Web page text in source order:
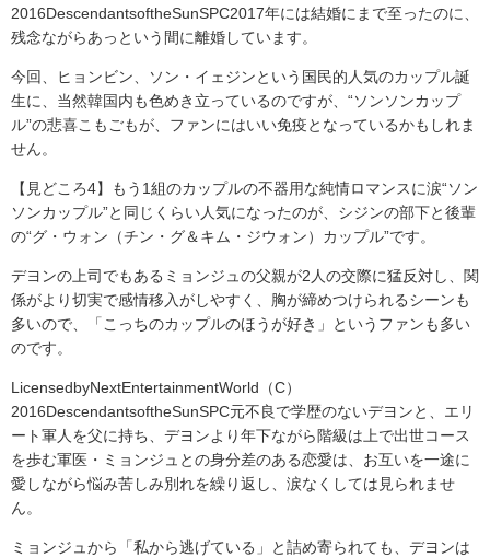
2016DescendantsoftheSunSPC2017年には結婚にまで至ったのに、
残念ながらあっという間に離婚しています。
今回、ヒョンビン、ソン・イェジンという国民的人気のカップル誕
生に、当然韓国内も色めき立っているのですが、“ソンソンカップ
ル”の悲喜こもごもが、ファンにはいい免疫となっているかもしれま
せん。
【見どころ4】もう1組のカップルの不器用な純情ロマンスに涙“ソン
ソンカップル”と同じくらい人気になったのが、シジンの部下と後輩
の“グ・ウォン（チン・グ＆キム・ジウォン）カップル”です。
デヨンの上司でもあるミョンジュの父親が2人の交際に猛反対し、関
係がより切実で感情移入がしやすく、胸が締めつけられるシーンも
多いので、「こっちのカップルのほうが好き」というファンも多い
のです。
LicensedbyNextEntertainmentWorld（C）
2016DescendantsoftheSunSPC元不良で学歴のないデヨンと、エリ
ート軍人を父に持ち、デヨンより年下ながら階級は上で出世コース
を歩む軍医・ミョンジュとの身分差のある恋愛は、お互いを一途に
愛しながら悩み苦しみ別れを繰り返し、涙なくしては見られませ
ん。
ミョンジュから「私から逃げている」と詰め寄られても、デヨンは